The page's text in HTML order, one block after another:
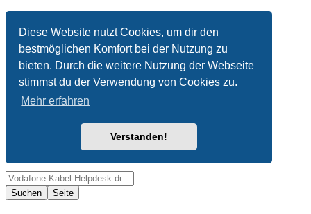
Diese Website nutzt Cookies, um dir den
bestmöglichen Komfort bei der Nutzung zu
bieten. Durch die weitere Nutzung der Webseite
stimmst du der Verwendung von Cookies zu.
Mehr erfahren
Verstanden!
Nicht angemeldet
Anmelden